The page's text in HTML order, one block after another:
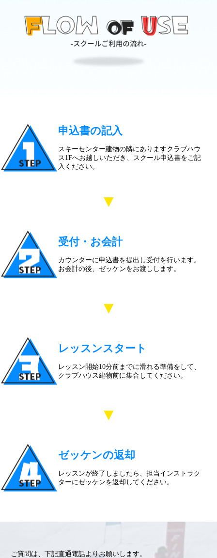
申込書の記入
スキーセンター建物の隣にありますクラブハウ
ス1Fへお越しいただき、スクール申込書をご記
入ください。
▼
受付・お会計
カウンターに申込書を提出し受付を行います。
お会計の後、ゼッケンをお渡しします。
▼
レッスンスタート
レッスン開始10分前までに滑れる準備をして、
クラブハウス建物前に集合してください。
▼
ゼッケンの返却
レッスンが終了しましたら、担当インストラク
ターにゼッケンを返却してください。
ご質問は、下記直通電話よりお願いします。